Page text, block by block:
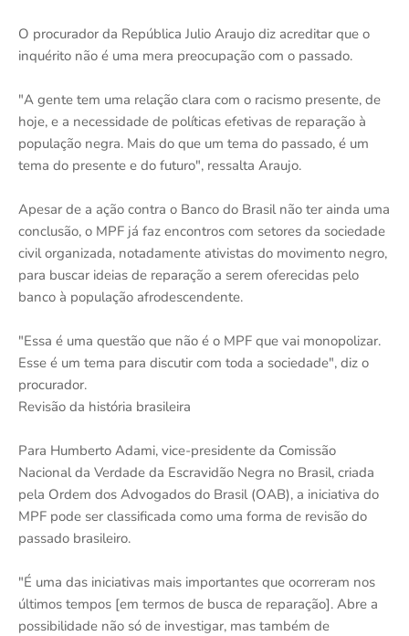
O procurador da República Julio Araujo diz acreditar que o
inquérito não é uma mera preocupação com o passado.
"A gente tem uma relação clara com o racismo presente, de
hoje, e a necessidade de políticas efetivas de reparação à
população negra. Mais do que um tema do passado, é um
tema do presente e do futuro", ressalta Araujo.
Apesar de a ação contra o Banco do Brasil não ter ainda uma
conclusão, o MPF já faz encontros com setores da sociedade
civil organizada, notadamente ativistas do movimento negro,
para buscar ideias de reparação a serem oferecidas pelo
banco à população afrodescendente.
"Essa é uma questão que não é o MPF que vai monopolizar.
Esse é um tema para discutir com toda a sociedade", diz o
procurador.
Revisão da história brasileira
Para Humberto Adami, vice-presidente da Comissão
Nacional da Verdade da Escravidão Negra no Brasil, criada
pela Ordem dos Advogados do Brasil (OAB), a iniciativa do
MPF pode ser classificada como uma forma de revisão do
passado brasileiro.
"É uma das iniciativas mais importantes que ocorreram nos
últimos tempos [em termos de busca de reparação]. Abre a
possibilidade não só de investigar, mas também de